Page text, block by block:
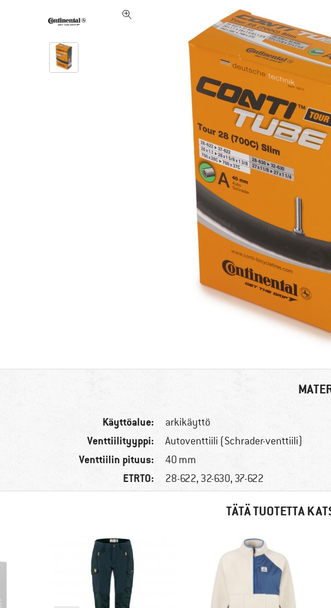
Käyttöalue: arkikäyttö
Venttiilityyppi: Autoventtiili (Schrader-venttiili)
Venttiilin pituus: 40 mm
ETRTO: 28-622, 32-630, 37-622
TÄTÄ TUOTETTA